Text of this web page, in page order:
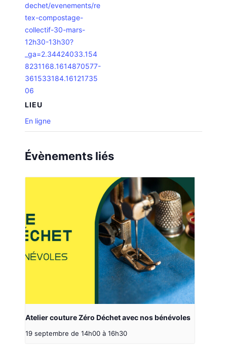
dechet/evenements/re
tex-compostage-
collectif-30-mars-
12h30-13h30?
_ga=2.34424033.154
8231168.1614870577-
361533184.16121735
06
LIEU
En ligne
Évènements liés
Atelier couture Zéro Déchet avec nos bénévoles
19 septembre de 14h00 à 16h30